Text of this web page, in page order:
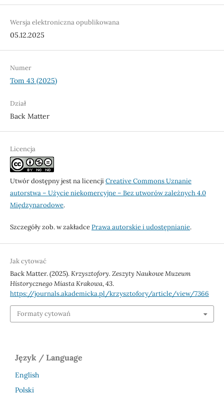
Wersja elektroniczna opublikowana
05.12.2025
Numer
Tom 43 (2025)
Dział
Back Matter
Licencja
Utwór dostępny jest na licencjiCreative Commons Uznanie
autorstwa – Użycie niekomercyjne – Bez utworów zależnych 4.0
Międzynarodowe.
Szczegóły zob. w zakładcePrawa autorskie i udostępnianie.
Jak cytować
Back Matter. (2025).Krzysztofory. Zeszyty Naukowe Muzeum
Historycznego Miasta Krakowa,43.
https://journals.akademicka.pl/krzysztofory/article/view/7366
Formaty cytowań
Język / Language
English
Polski